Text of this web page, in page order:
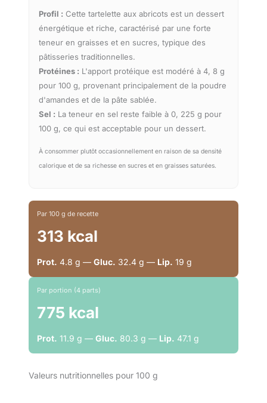
Profil : Cette tartelette aux abricots est un dessert
énergétique et riche, caractérisé par une forte
teneur en graisses et en sucres, typique des
pâtisseries traditionnelles.
Protéines : L'apport protéique est modéré à 4, 8 g
pour 100 g, provenant principalement de la poudre
d'amandes et de la pâte sablée.
Sel : La teneur en sel reste faible à 0, 225 g pour
100 g, ce qui est acceptable pour un dessert.
À consommer plutôt occasionnellement en raison de sa densité
calorique et de sa richesse en sucres et en graisses saturées.
Par 100 g de recette
313 kcal
Prot. 4.8 g — Gluc. 32.4 g — Lip. 19 g
Par portion (4 parts)
775 kcal
Prot. 11.9 g — Gluc. 80.3 g — Lip. 47.1 g
Valeurs nutritionnelles pour 100 g